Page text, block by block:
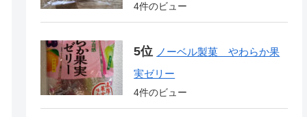
4件のビュー
ノーベル製菓 やわらか果
実ゼリー
4件のビュー